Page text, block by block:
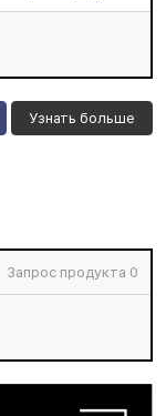
Узнать больше
Запрос продукта 0